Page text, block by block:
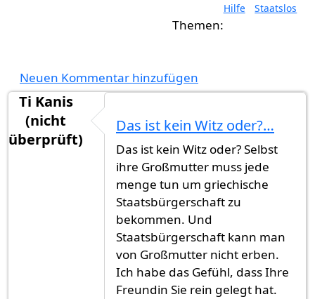
Hilfe Staatslos
Neuen Kommentar hinzufügen
Ti Kanis
(nicht
überprüft)
Das ist kein Witz oder?…
Das ist kein Witz oder? Selbst
ihre Großmutter muss jede
menge tun um griechische
Staatsbürgerschaft zu
bekommen. Und
Staatsbürgerschaft kann man
von Großmutter nicht erben.
Ich habe das Gefühl, dass Ihre
Freundin Sie rein gelegt hat.